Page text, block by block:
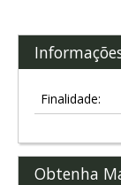
Finalidade:
Obtenha